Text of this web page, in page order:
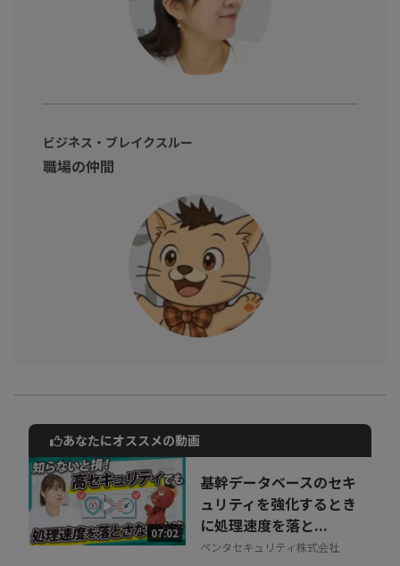
など、企業のIT基盤を劇的に進化させる「守りのDX」をわかりや
「最新ツールを入れたのに定着しない」「管理負荷を減らして攻
めに転じたい」と考えるマネジメント層やIT担当者の方は、ぜひ
※動画内のデータや実数、所属・肩書は撮影当時のものです
ビジネス・ブレイクスルー
職場の仲間
動画でご紹介しているサービスについて
お気軽にご相談・ご質問いただけます！
30秒でお申し込み可能
相談を希望する 無料
あなたにオススメの動画
07:02
基幹データベースのセキ
ュリティを強化するとき
に処理速度を落と...
ペンタセキュリティ株式会社